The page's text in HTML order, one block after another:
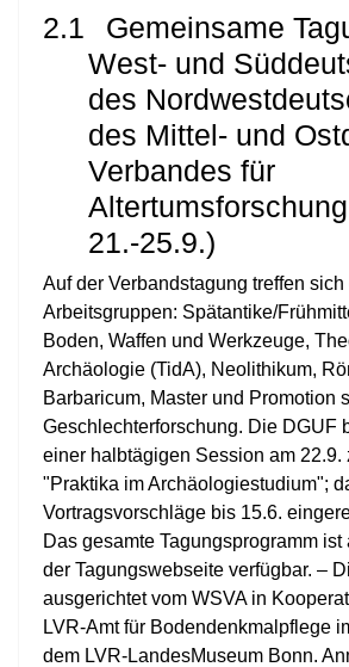
2.1
Gemeinsame
West- und
des
des Mittel- und
Verbandes für
21.-25.9.)
Auf der Verbandstagung treffen
Arbeitsgruppen: Spätantike/
Boden, Waffen und Werkzeuge,
Archäologie (TidA), Neolithikum,
Barbaricum, Master und Promotion
Geschlechterforschung. Die DGUF
einer halbtägigen Session am 22.9.
"Praktika im Archäologiestudium";
Vortragsvorschläge bis 15.6.
Das gesamte Tagungsprogramm ist
der Tagungswebseite verfügbar. –
ausgerichtet vom WSVA in
LVR-Amt für Bodendenkmalpflege
dem LVR-LandesMuseum Bonn.